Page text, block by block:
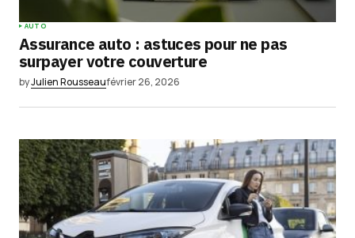
AUTO
Assurance auto : astuces pour ne pas
surpayer votre couverture
byJulien Rousseaufévrier 26, 2026